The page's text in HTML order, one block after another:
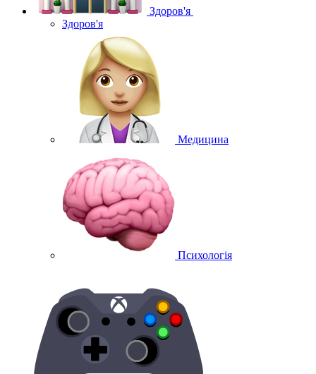
Здоров'я
Здоров'я
Медицина
Психологія